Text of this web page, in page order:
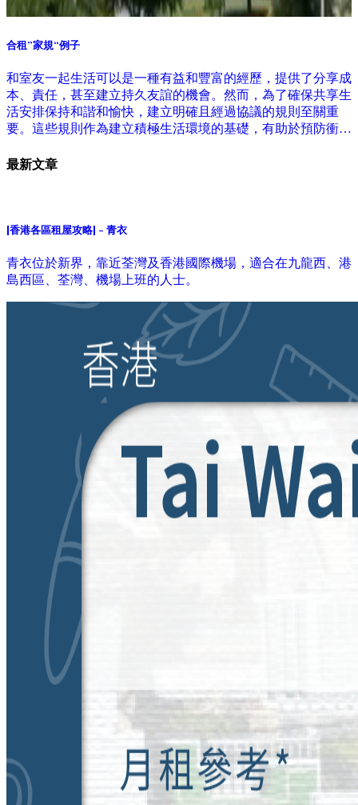
合租”家規“例子
和室友一起生活可以是一種有益和豐富的經歷，提供了分享成
本、責任，甚至建立持久友誼的機會。然而，為了確保共享生
活安排保持和諧和愉快，建立明確且經過協議的規則至關重
要。這些規則作為建立積極生活環境的基礎，有助於預防衝突
最新文章
[香港各區租屋攻略] - 青衣
青衣位於新界，靠近荃灣及香港國際機場，適合在九龍西、港
島西區、荃灣、機場上班的人士。